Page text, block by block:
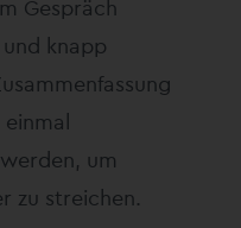
Gespräch
knapp
einmal
um
zu streichen.